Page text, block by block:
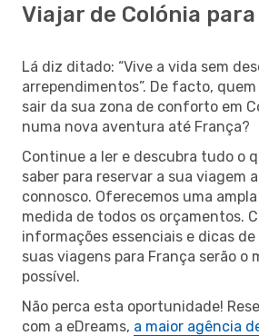
Viajar de Colónia para
Lá diz ditado: “Vive a vida sem
arrependimentos”. De facto,
sair da sua zona de conforto em
numa nova aventura até França?
Continue a ler e descubra tudo o
saber para reservar a sua viagem
connosco. Oferecemos uma
medida de todos os orçamentos.
informações essenciais e dicas
suas viagens para França serão o
possível.
Não perca esta oportunidade!
com a eDreams, a maior agência